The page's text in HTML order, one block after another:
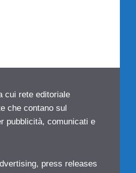
cui rete editoriale
che contano sul
pubblicità, comunicati e
press releases